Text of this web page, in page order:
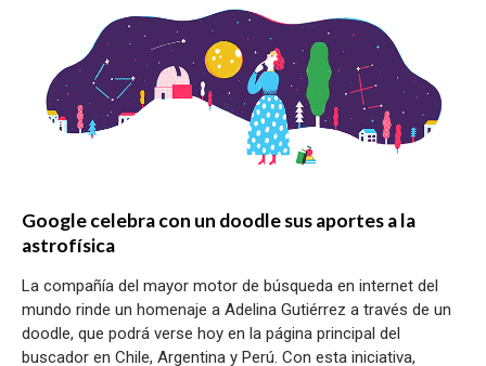
Google celebra con un doodle sus aportes a la
astrofísica
La compañía del mayor motor de búsqueda en internet del
mundo rinde un homenaje a Adelina Gutiérrez a través de un
doodle, que podrá verse hoy en la página principal del
buscador en Chile, Argentina y Perú. Con esta iniciativa,